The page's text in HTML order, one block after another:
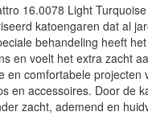
16.0078 Light
katoengaren dat al
behandeling heeft
en voelt het extra zacht
en comfortabele projecten
en accessoires. Door de
zacht, ademend en